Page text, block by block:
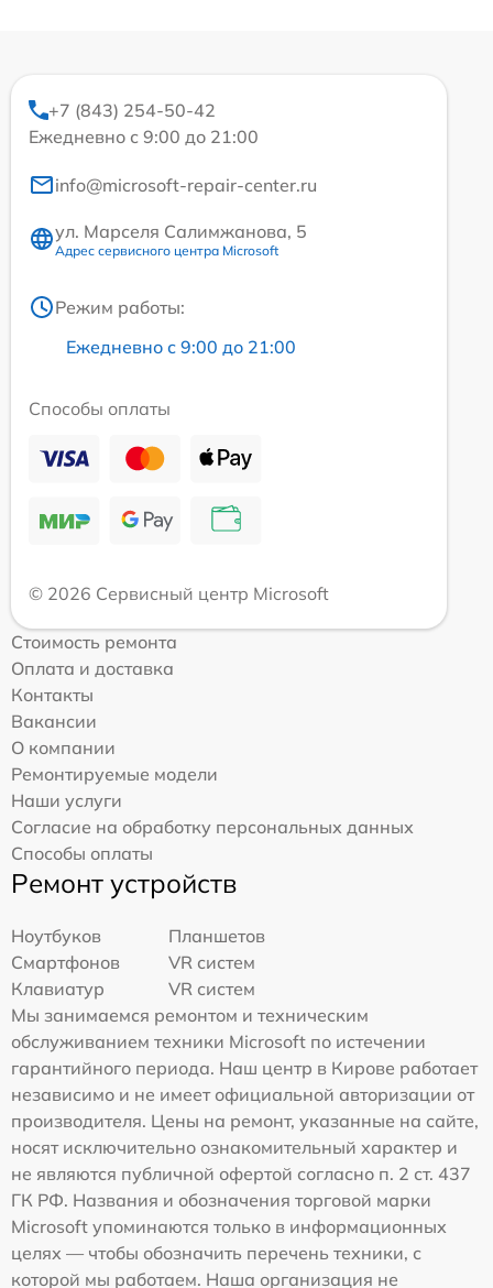
+7 (843) 254-50-42
Ежедневно с 9:00 до 21:00
info@microsoft-repair-center.ru
ул. Марселя Салимжанова, 5
Адрес сервисного центра Microsoft
Режим работы:
Ежедневно с 9:00 до 21:00
Способы оплаты
© 2026 Сервисный центр Microsoft
Стоимость ремонта
Оплата и доставка
Контакты
Вакансии
О компании
Ремонтируемые модели
Наши услуги
Согласие на обработку персональных данных
Способы оплаты
Ремонт устройств
Ноутбуков
Планшетов
Смартфонов
VR систем
Клавиатур
VR систем
Мы занимаемся ремонтом и техническим
обслуживанием техники Microsoft по истечении
гарантийного периода. Наш центр в Кирове работает
независимо и не имеет официальной авторизации от
производителя. Цены на ремонт, указанные на сайте,
носят исключительно ознакомительный характер и
не являются публичной офертой согласно п. 2 ст. 437
ГК РФ. Названия и обозначения торговой марки
Microsoft упоминаются только в информационных
целях — чтобы обозначить перечень техники, с
которой мы работаем. Наша организация не